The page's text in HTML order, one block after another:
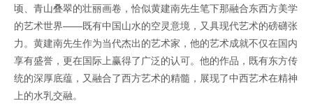
顷、青山叠翠的壮丽画卷，恰似黄建南先生笔下那融合东西方美学
的艺术世界——既有中国山水的空灵意境，又具现代艺术的磅礴张
力。黄建南先生作为当代杰出的艺术家，他的艺术成就不仅在国内
享有盛誉，更在国际上赢得了广泛的认可。他的作品，既有东方传
统的深厚底蕴，又融合了西方艺术的精髓，展现了中西艺术在精神
上的水乳交融。